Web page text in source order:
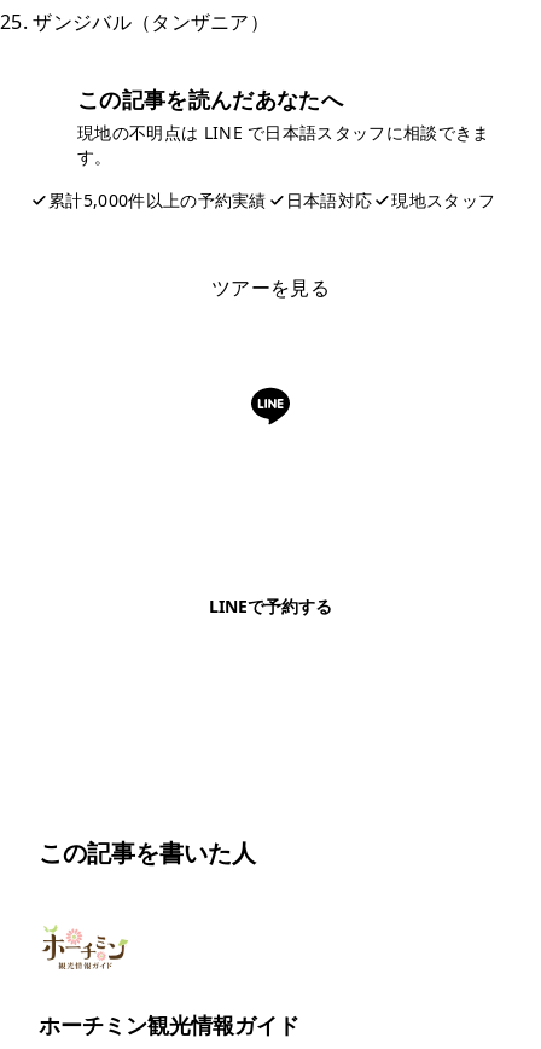
25. ザンジバル（タンザニア）
この記事を読んだあなたへ
現地の不明点は LINE で日本語スタッフに相談できま
す。
累計5,000件以上の予約実績
日本語対応 現地スタッフ
ツアーを見る
LINEで予約する
この記事を書いた人
ホーチミン観光情報ガイド